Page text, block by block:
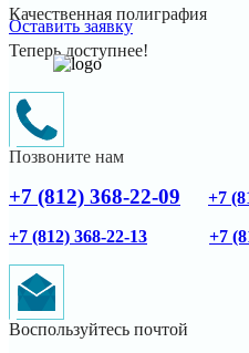
Качественная полиграфия
Теперь доступнее!
Оставить заявку
Позвоните нам
+7 (812) 368-22-09 +7
+7 (812) 368-22-13 +7
Воспользуйтесь почтой